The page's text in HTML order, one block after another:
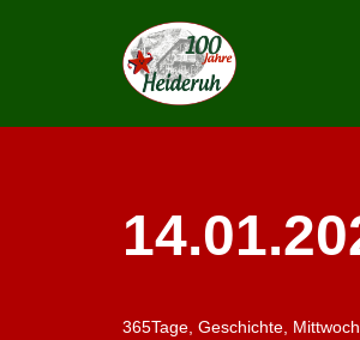
365Tage Geschichte